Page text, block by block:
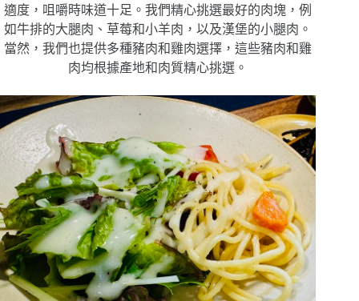
適度，咀嚼時味道十足。我們精心挑選最好的肉塊，例
如牛排的大腿肉、草莓和小羊肉，以及漢堡的小腿肉。
當然，我們也提供多種豬肉和雞肉選擇，這些豬肉和雞
肉均根據產地和肉質精心挑選。